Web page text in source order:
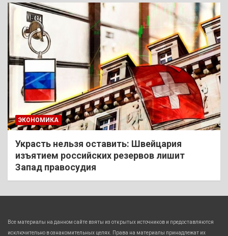
ЭКОНОМИКА
Украсть нельзя оставить: Швейцария
изъятием российских резервов лишит
Запад правосудия
Все материалы на данном сайте взяты из открытых источников и предоставляются
исключительно в ознакомительных целях. Права на материалы принадлежат их